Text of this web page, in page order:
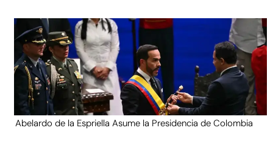
Abelardo de la Espriella Asume la Presidencia de Colombia